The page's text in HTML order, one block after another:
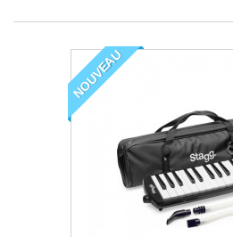
NOUVEAU